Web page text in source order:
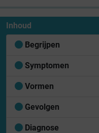
Inhoud
Begrijpen
Symptomen
Vormen
Gevolgen
Diagnose